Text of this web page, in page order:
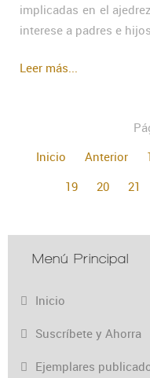
implicadas en el
interese a padres e hijos.
Leer más...
Inicio
Anterior
19
20 21
Menú Principal
Inicio
Suscríbete y Ahorra
Ejemplares